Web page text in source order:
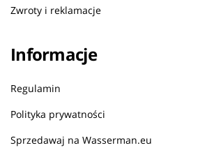
Zwroty i reklamacje
Informacje
Regulamin
Polityka prywatności
Sprzedawaj na Wasserman.eu